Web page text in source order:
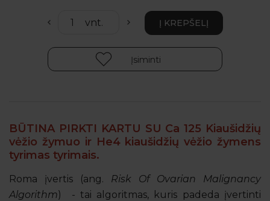
Įsiminti
BŪTINA PIRKTI KARTU SU Ca 125 Kiaušidžių
vėžio žymuo ir He4 kiaušidžių vėžio žymens
tyrimas tyrimais.
Roma įvertis (ang. Risk Of Ovarian Malignancy
Algorithm) - tai algoritmas, kuris padeda įvertinti